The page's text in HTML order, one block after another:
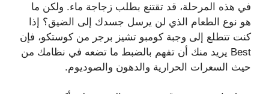
في هذه المرحلة، قد تقتنع بطلب زجاجة ماء. ولكن ما
هو نوع الطعام الذي لن يرسل جسدك إلى الضيق؟ إذا
كنت تتطلع إلى وجبة كومبو تشيز برجر من كوستكو، فإن
Best يريد منك أن تفهم بالضبط ما تضعه في نظامك من
حيث السعرات الحرارية والدهون والصوديوم.